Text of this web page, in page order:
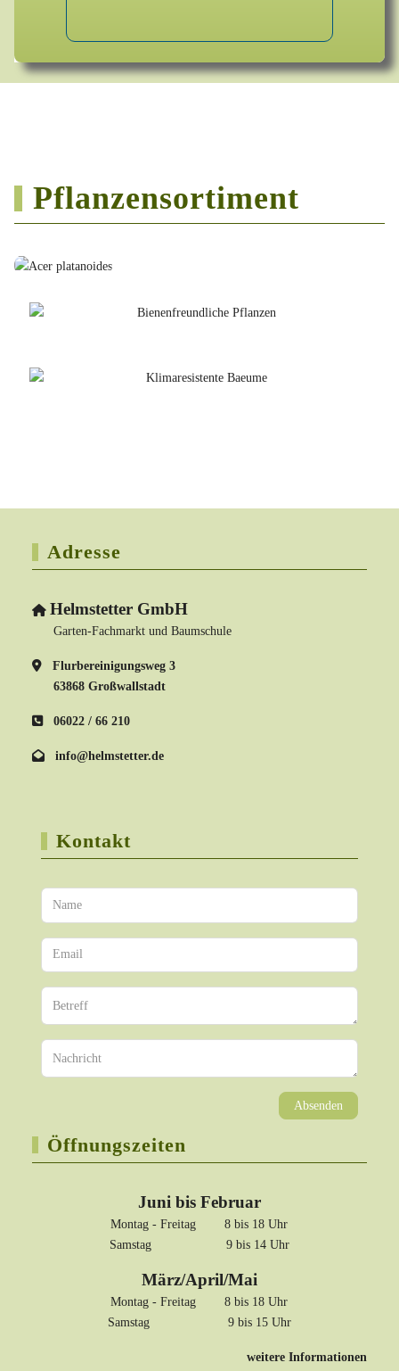
Pflanzensortiment
Adresse
Helmstetter GmbH
Garten-Fachmarkt und Baumschule
Flurbereinigungsweg 3
63868 Großwallstadt
06022 / 66 210
info@helmstetter.de
Kontakt
Absenden
Öffnungszeiten
Juni bis Februar
Montag - Freitag 8 bis 18 Uhr
Samstag 9 bis 14 Uhr
März/April/Mai
Montag - Freitag 8 bis 18 Uhr
Samstag 9 bis 15 Uhr
weitere Informationen